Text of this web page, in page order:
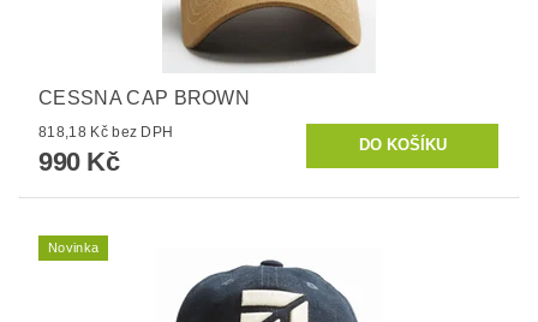
CESSNA CAP BROWN
818,18 Kč bez DPH
990 Kč
Novinka